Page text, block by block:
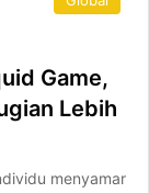
Game,
Lebih
menyamar